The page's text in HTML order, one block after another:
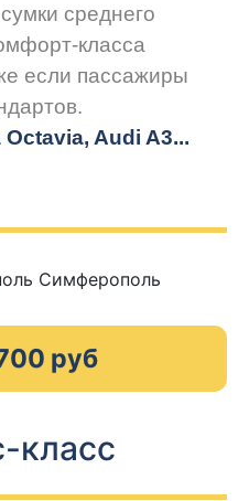
среднего
класса
если пассажиры
Audi A3...
руб
класс